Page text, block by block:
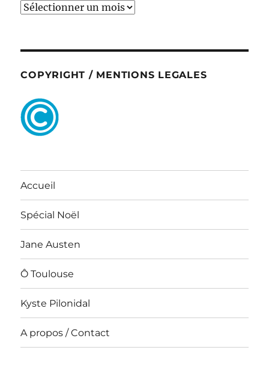
ARCHIVES
COPYRIGHT / MENTIONS LEGALES
Accueil
Spécial Noël
Jane Austen
Ô Toulouse
Kyste Pilonidal
A propos / Contact